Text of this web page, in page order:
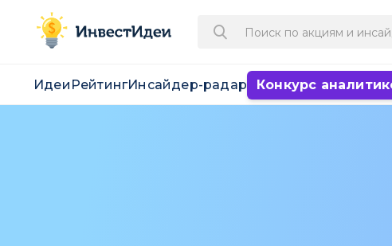
Идеи РейтингИнсайдер-радар Конкурс